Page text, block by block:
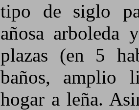
tipo de siglo
añosa arboleda
plazas (en 5
baños, amplio
hogar a leña.